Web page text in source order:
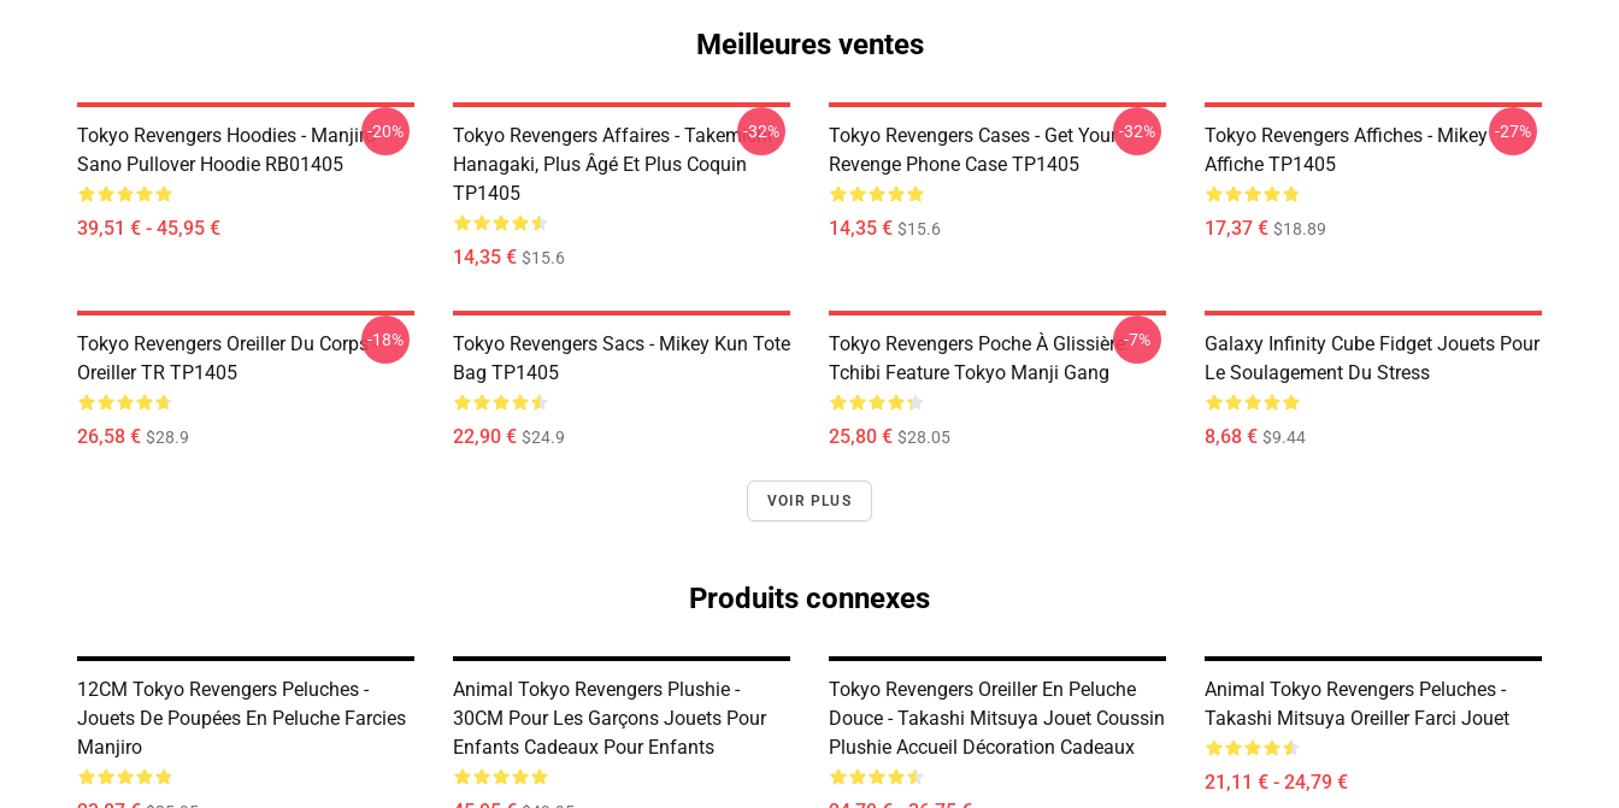
Meilleures ventes
Tokyo Revengers Hoodies - Manjiro
Sano Pullover Hoodie RB01405
39,51 € - 45,95 €
-20%
Tokyo Revengers Affaires - Takemichi
Hanagaki, Plus Âgé Et Plus Coquin
TP1405
14,35 € $15.6
-32%
Tokyo Revengers Cases - Get Your
Revenge Phone Case TP1405
14,35 € $15.6
-32%
Tokyo Revengers Affiches - Mikey
Affiche TP1405
17,37 € $18.89
-27%
Tokyo Revengers Oreiller Du Corps -
Oreiller TR TP1405
26,58 € $28.9
-18%
Tokyo Revengers Sacs - Mikey Kun Tote
Bag TP1405
22,90 € $24.9
Tokyo Revengers Poche À Glissière:
Tchibi Feature Tokyo Manji Gang
25,80 € $28.05
-7%
Galaxy Infinity Cube Fidget Jouets Pour
Le Soulagement Du Stress
8,68 € $9.44
VOIR PLUS
Produits connexes
12CM Tokyo Revengers Peluches -
Jouets De Poupées En Peluche Farcies
Manjiro
Animal Tokyo Revengers Plushie -
30CM Pour Les Garçons Jouets Pour
Enfants Cadeaux Pour Enfants
Tokyo Revengers Oreiller En Peluche
Douce - Takashi Mitsuya Jouet Coussin
Plushie Accueil Décoration Cadeaux
Animal Tokyo Revengers Peluches -
Takashi Mitsuya Oreiller Farci Jouet
21,11 € - 24,79 €